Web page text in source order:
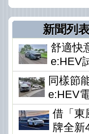
新聞列
舒適快
e:HEV
同樣節
e:HEV
借「東
牌全新